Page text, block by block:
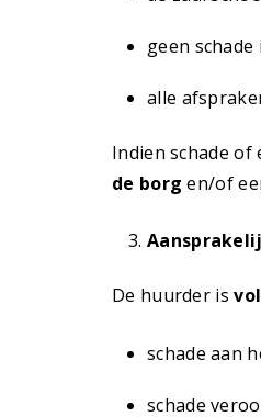
geen
alle
Indien schade of
de borg en/of
De huurder is
schade aan
schade